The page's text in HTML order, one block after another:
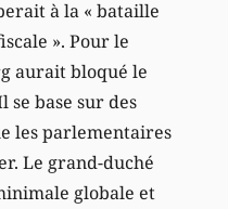
à la « bataille
». Pour le
aurait bloqué le
se base sur des
les parlementaires
Le grand-duché
globale et